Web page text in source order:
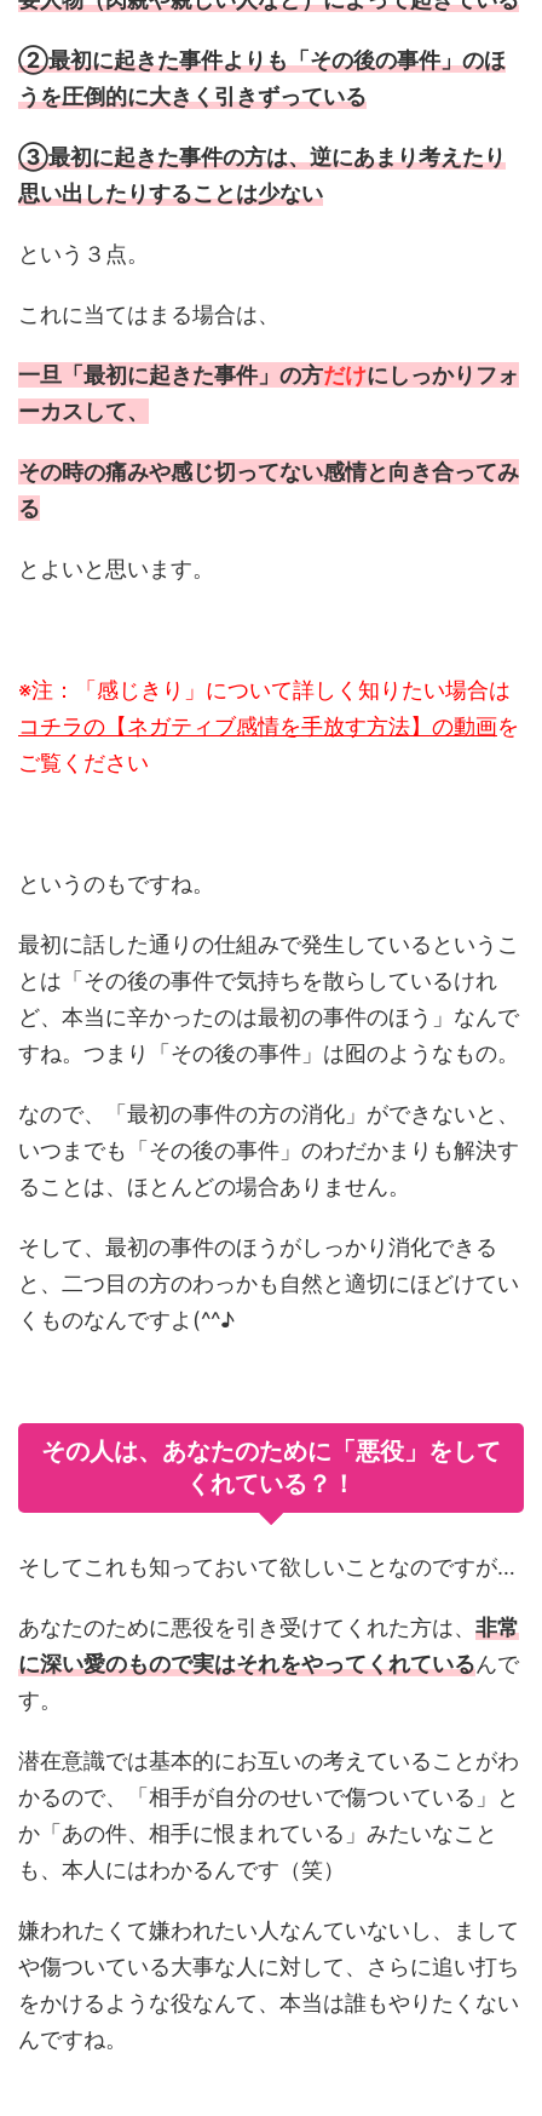
②最初に起きた事件よりも「その後の事件」のほ
うを圧倒的に大きく引きずっている
③最初に起きた事件の方は、逆にあまり考えたり
思い出したりすることは少ない
という３点。
これに当てはまる場合は、
一旦「最初に起きた事件」の方だけにしっかりフォ
ーカスして、
その時の痛みや感じ切ってない感情と向き合ってみ
る
とよいと思います。
※注：「感じきり」について詳しく知りたい場合は
コチラの【ネガティブ感情を手放す方法】の動画を
ご覧ください
というのもですね。
最初に話した通りの仕組みで発生しているというこ
とは「その後の事件で気持ちを散らしているけれ
ど、本当に辛かったのは最初の事件のほう」なんで
すね。つまり「その後の事件」は囮のようなもの。
なので、「最初の事件の方の消化」ができないと、
いつまでも「その後の事件」のわだかまりも解決す
ることは、ほとんどの場合ありません。
そして、最初の事件のほうがしっかり消化できる
と、二つ目の方のわっかも自然と適切にほどけてい
くものなんですよ(^^♪
その人は、あなたのために「悪役」をして
くれている？！
そしてこれも知っておいて欲しいことなのですが…
あなたのために悪役を引き受けてくれた方は、 非常
に深い愛のもので実はそれをやってくれているんで
す。
潜在意識では基本的にお互いの考えていることがわ
かるので、「相手が自分のせいで傷ついている」と
か「あの件、相手に恨まれている」みたいなこと
も、本人にはわかるんです（笑）
嫌われたくて嫌われたい人なんていないし、まして
や傷ついている大事な人に対して、さらに追い打ち
をかけるような役なんて、本当は誰もやりたくない
んですね。